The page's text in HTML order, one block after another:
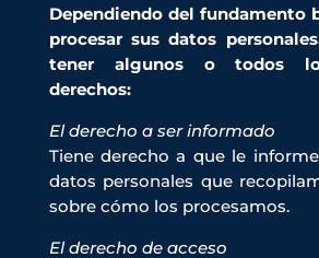
Dependiendo del fundamento
procesar sus datos
tener algunos o todos
derechos:
El derecho a ser informado
Tiene derecho a que le
datos personales que
sobre cómo los procesamos.
El derecho de acceso